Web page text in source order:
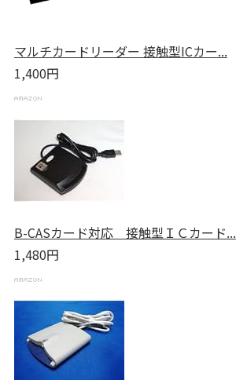
マルチカードリーダー 接触型ICカー...
1,400円
B-CASカード対応 接触型ＩＣカード...
1,480円